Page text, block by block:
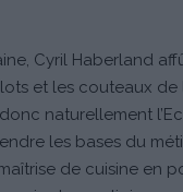
Cyril Haberland
et les couteaux
naturellement
les bases du
de cuisine en